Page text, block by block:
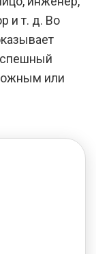
и т. д. Во
или